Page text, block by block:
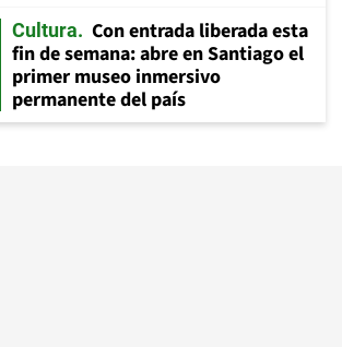
Cultura
Con entrada liberada esta
fin de semana: abre en Santiago el
primer museo inmersivo
permanente del país